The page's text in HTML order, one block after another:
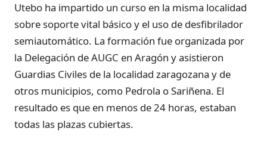
Utebo ha impartido un curso en la misma localidad
sobre soporte vital básico y el uso de desfibrilador
semiautomático. La formación fue organizada por
la Delegación de AUGC en Aragón y asistieron
Guardias Civiles de la localidad zaragozana y de
otros municipios, como Pedrola o Sariñena. El
resultado es que en menos de 24 horas, estaban
todas las plazas cubiertas.